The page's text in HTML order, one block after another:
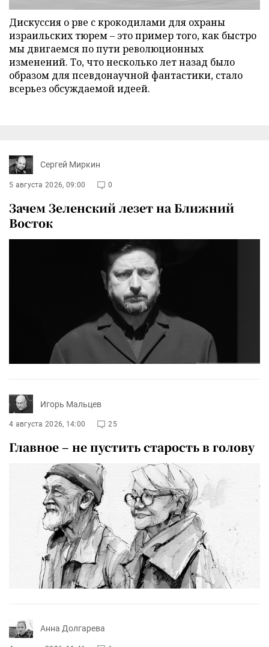
Дискуссия о рве с крокодилами для охраны
израильских тюрем – это пример того, как быстро
мы двигаемся по пути революционных
изменений. То, что несколько лет назад было
образом для псевдонаучной фантастики, стало
всерьез обсуждаемой идеей.
Сергей Миркин
5 августа 2026, 09:00 0
Зачем Зеленский лезет на Ближний
Восток
Игорь Мальцев
4 августа 2026, 14:00 25
Главное – не пустить старость в голову
Анна Долгарева